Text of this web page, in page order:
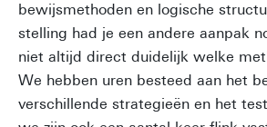
bewijsmethoden en logische
stelling had je een andere aanpak
niet altijd direct duidelijk welke
We hebben uren besteed aan het
verschillende strategieën en het